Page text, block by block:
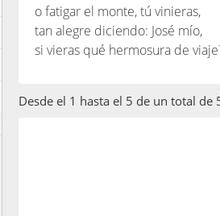
o fatigar el monte, tú vinieras,
tan alegre diciendo: José mío,
si vieras qué hermosura de
Desde el 1 hasta el 5 de un total de